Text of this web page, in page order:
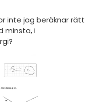
inte jag beräknar rätt
minsta, i
(fysikdelen)
diskussioner